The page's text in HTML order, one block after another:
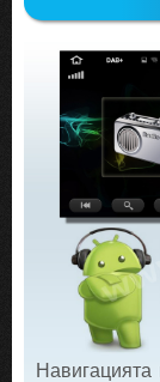
Навигацията